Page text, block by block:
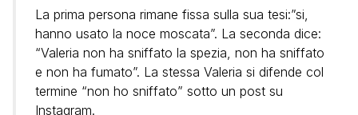
La prima persona rimane fissa sulla sua tesi:”si,
hanno usato la noce moscata”. La seconda dice:
“Valeria non ha sniffato la spezia, non ha sniffato
e non ha fumato”. La stessa Valeria si difende col
termine “non ho sniffato” sotto un post su
Instagram.